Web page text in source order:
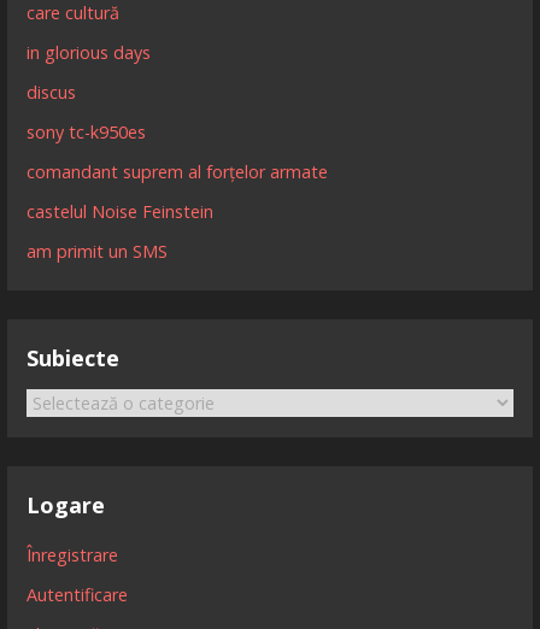
care cultură
in glorious days
discus
sony tc-k950es
comandant suprem al forțelor armate
castelul Noise Feinstein
am primit un SMS
Subiecte
Subiecte
Logare
Înregistrare
Autentificare